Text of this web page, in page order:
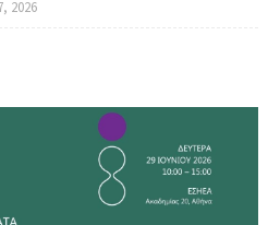
2026